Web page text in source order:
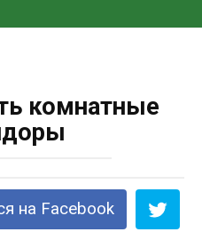
комнатные
на Facebook